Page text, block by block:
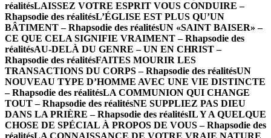
réalitésLAISSEZ VOTRE ESPRIT VOUS CONDUIRE –
Rhapsodie des réalitésL’ÉGLISE EST PLUS QU’UN
BÂTIMENT – Rhapsodie des réalitésUN «SAINT BAISER» –
CE QUE CELA SIGNIFIE VRAIMENT – Rhapsodie des
réalitésAU-DELÀ DU GENRE – UN EN CHRIST –
Rhapsodie des réalitésFAITES MOURIR LES
TRANSACTIONS DU CORPS – Rhapsodie des réalitésUN
NOUVEAU TYPE D’HOMME AVEC UNE VIE DISTINCTE
– Rhapsodie des réalitésLA COMMUNION QUI CHANGE
TOUT – Rhapsodie des réalitésNE SUPPLIEZ PAS DIEU
DANS LA PRIÈRE – Rhapsodie des réalitésIL Y A QUELQUE
CHOSE DE SPÉCIAL À PROPOS DE VOUS – Rhapsodie des
réalitésLA CONNAISSANCE DE VOTRE VRAIE NATURE